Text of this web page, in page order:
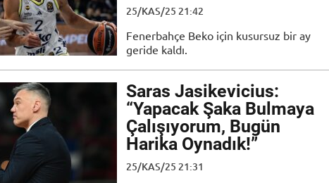
25/KAS/25 21:42
Fenerbahçe Beko için kusursuz bir ay
geride kaldı.
Saras Jasikevicius:
“Yapacak Şaka Bulmaya
Çalışıyorum, Bugün
Harika Oynadık!”
25/KAS/25 21:31